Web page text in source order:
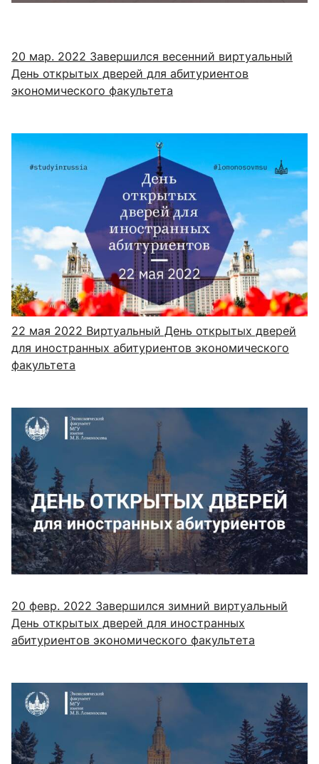
20 мар. 2022 Завершился весенний виртуальный
День открытых дверей для абитуриентов
экономического факультета
22 мая 2022 Виртуальный День открытых дверей
для иностранных абитуриентов экономического
факультета
20 февр. 2022 Завершился зимний виртуальный
День открытых дверей для иностранных
абитуриентов экономического факультета